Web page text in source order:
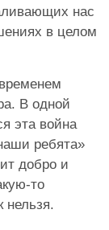
нас
в целом
В одной
эта война
ребята»
добро и
то
нельзя.